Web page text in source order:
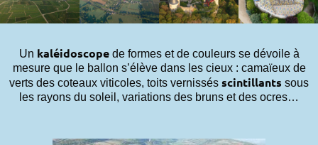
Un kaléidoscopede formes et de couleurs se dévoile à
mesure que le ballon s’élève dans les cieux : camaïeux de
verts des coteaux viticoles, toits vernissés scintillants sous
les rayons du soleil, variations des bruns et des ocres…